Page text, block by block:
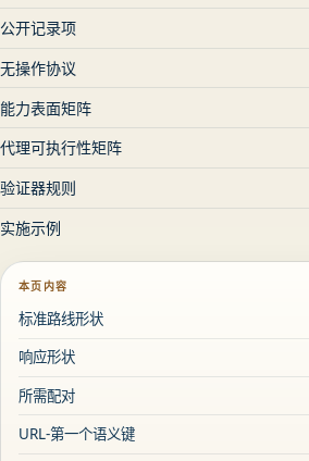
公开记录项
无操作协议
能力表面矩阵
代理可执行性矩阵
验证器规则
实施示例
本页内容
标准路线形状
响应形状
所需配对
URL-第一个语义键